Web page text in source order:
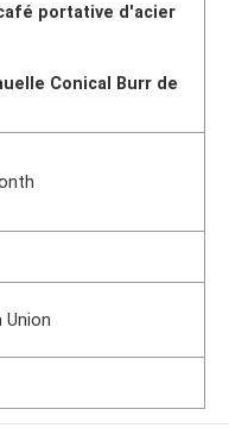
portative d'acier
Conical Burr de
Union